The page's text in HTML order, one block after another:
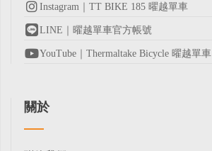
Instagram｜TT BIKE 185 曜越單車
LINE｜曜越單車官方帳號
YouTube｜Thermaltake Bicycle 曜越單車
關於